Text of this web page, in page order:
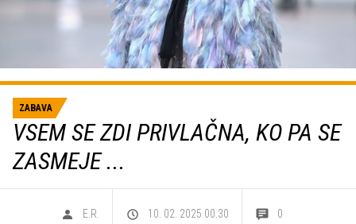
ZABAVA
VSEM SE ZDI PRIVLAČNA, KO PA SE
ZASMEJE ...
E.R. 10. 02. 2025 00.30 0